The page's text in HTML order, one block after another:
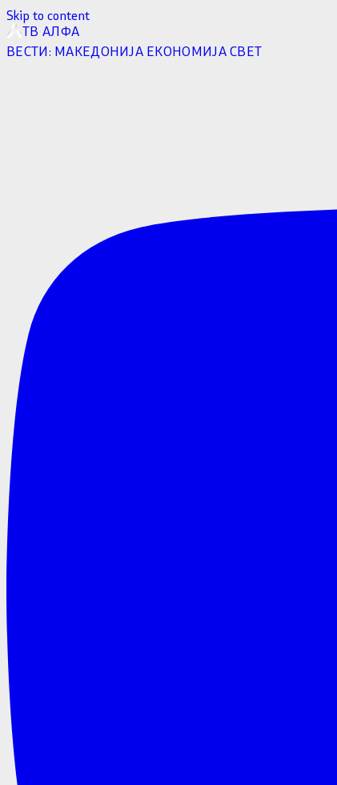
Skip to content
ТВ АЛФА
ВЕСТИ: МАКЕДОНИЈА ЕКОНОМИЈАСВЕТ